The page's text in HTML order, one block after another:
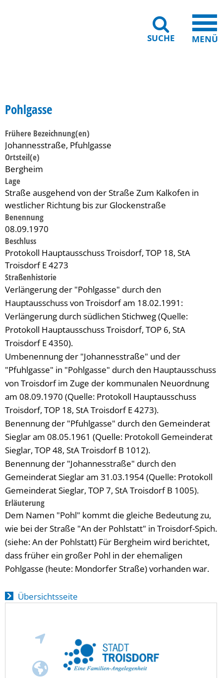
SUCHE MENÜ
Pohlgasse
Frühere Bezeichnung(en)
Johannesstraße, Pfuhlgasse
Ortsteil(e)
Bergheim
Lage
Straße ausgehend von der Straße Zum Kalkofen in
westlicher Richtung bis zur Glockenstraße
Benennung
08.09.1970
Beschluss
Protokoll Hauptausschuss Troisdorf, TOP 18, StA
Troisdorf E 4273
Straßenhistorie
Verlängerung der "Pohlgasse" durch den
Hauptausschuss von Troisdorf am 18.02.1991:
Verlängerung durch südlichen Stichweg (Quelle:
Protokoll Hauptausschuss Troisdorf, TOP 6, StA
Troisdorf E 4350).
Umbenennung der "Johannesstraße" und der
"Pfuhlgasse" in "Pohlgasse" durch den Hauptausschuss
von Troisdorf im Zuge der kommunalen Neuordnung
am 08.09.1970 (Quelle: Protokoll Hauptausschuss
Troisdorf, TOP 18, StA Troisdorf E 4273).
Benennung der "Pfuhlgasse" durch den Gemeinderat
Sieglar am 08.05.1961 (Quelle: Protokoll Gemeinderat
Sieglar, TOP 48, StA Troisdorf B 1012).
Benennung der "Johannesstraße" durch den
Gemeinderat Sieglar am 31.03.1954 (Quelle: Protokoll
Gemeinderat Sieglar, TOP 7, StA Troisdorf B 1005).
Erläuterung
Dem Namen "Pohl" kommt die gleiche Bedeutung zu,
wie bei der Straße "An der Pohlstatt" in Troisdorf-Spich.
(siehe: An der Pohlstatt) Für Bergheim wird berichtet,
dass früher ein großer Pohl in der ehemaligen
Pohlgasse (heute: Mondorfer Straße) vorhanden war.
Übersichtsseite